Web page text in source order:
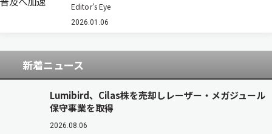
た。従来のペロブスカイト太陽電池は高効率で軽
量・低コストといった利点がある一方、水分に弱
Editor's Eye
2026.01.06
新着ニュース
Lumibird、Cilas株を売却しレーザー・メガジュール
保守事業を取得
2026.08.06